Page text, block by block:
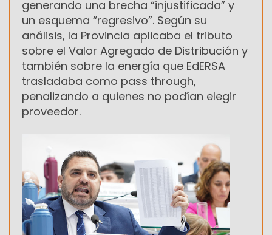
generando una brecha “injustificada” y
un esquema “regresivo”. Según su
análisis, la Provincia aplicaba el tributo
sobre el Valor Agregado de Distribución y
también sobre la energía que EdERSA
trasladaba como pass through,
penalizando a quienes no podían elegir
proveedor.